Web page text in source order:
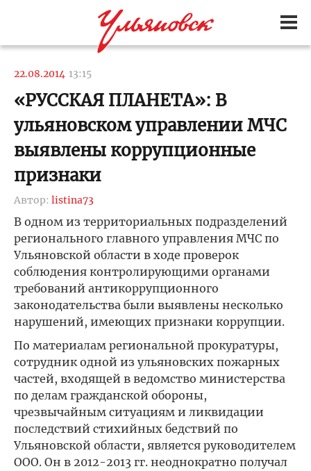
22.08.2014 13:15
«РУССКАЯ ПЛАНЕТА»: В
ульяновском управлении МЧС
выявлены коррупционные
признаки
Автор: listina73
В одном из территориальных подразделений
регионального главного управления МЧС по
Ульяновской области в ходе проверок
соблюдения контролирующими органами
требований антикоррупционного
законодательства были выявлены несколько
нарушений, имеющих признаки коррупции.
По материалам региональной прокуратуры,
сотрудник одной из ульяновских пожарных
частей, входящей в ведомство министерства
по делам гражданской обороны,
чрезвычайным ситуациям и ликвидации
последствий стихийных бедствий по
Ульяновской области, является руководителем
ООО. Он в 2012-2013 гг. неоднократно получал